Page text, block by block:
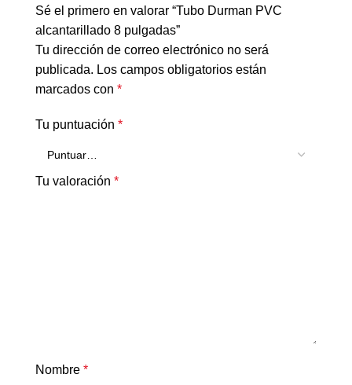
Sé el primero en valorar “Tubo Durman PVC
alcantarillado 8 pulgadas”
Tu dirección de correo electrónico no será
publicada. Los campos obligatorios están
marcados con *
Tu puntuación *
Tu valoración *
Nombre *